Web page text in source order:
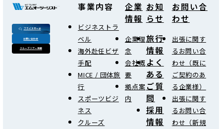
フライトサーチ
お問い合わせ
クルーズツアー検索
事業内容
ビジネストラ
ベル
海外赴任ビザ
手配
MICE / 団体旅
行
スポーツビジ
ネス
クルーズ
企業
情報
企業理
念
会社概
要
拠点案
内
お知
らせ
旅行
情報
よく
ある
ご質
問
採用
情報
お問い合
わせ
出張に関す
るお問い合
わせ（既に
ご契約のあ
る企業様）
出張に関す
るお問い合
わせ（新規